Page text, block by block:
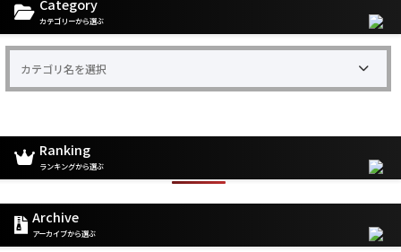
Category
カテゴリーから選ぶ
Ranking
ランキングから選ぶ
Archive
アーカイブから選ぶ